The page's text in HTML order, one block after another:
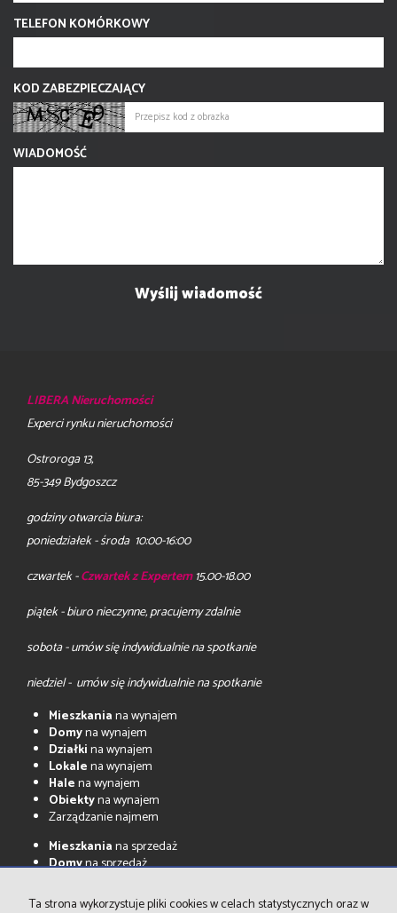
TELEFON KOMÓRKOWY
KOD ZABEZPIECZAJĄCY
WIADOMOŚĆ
LIBERA Nieruchomości
Experci rynku nieruchomości
Ostroroga 13,
85-349 Bydgoszcz
godziny otwarcia biura:
poniedziałek - środa 10:00-16:00
czwartek -Czwartek z Expertem15.00-18.00
piątek - biuro nieczynne, pracujemy zdalnie
sobota - umów się indywidualnie na spotkanie
niedziel - umów się indywidualnie na spotkanie
Mieszkaniana wynajem
Domyna wynajem
Działkina wynajem
Lokalena wynajem
Halena wynajem
Obiektyna wynajem
Zarządzanie najmem
Mieszkaniana sprzedaż
Domyna sprzedaż
Lokalena sprzedaż
Ta strona wykorzystuje pliki cookies w celach statystycznych oraz w